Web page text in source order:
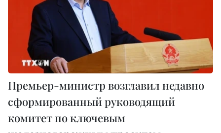
Премьер-министр возглавил недавно
сформированный руководящий
комитет по ключевым